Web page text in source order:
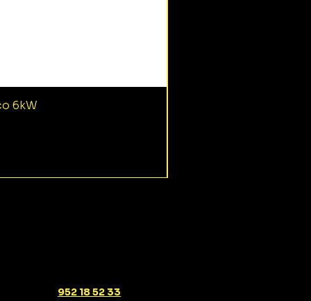
6kW
952 18 52 33